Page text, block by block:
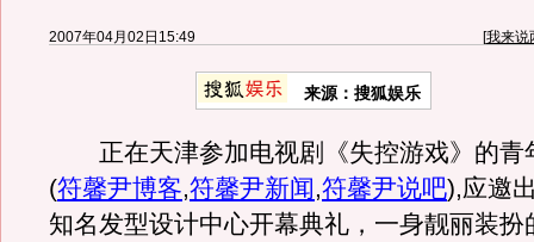
2007年04月02日15:49 [我来说
来源：搜狐娱乐
正在天津参加电视剧《失控游戏》的青
(符馨尹博客,符馨尹新闻,符馨尹说吧),应邀
知名发型设计中心开幕典礼，一身靓丽装扮